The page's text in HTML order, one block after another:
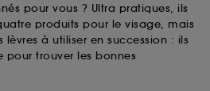
pour vous ? Ultra pratiques, ils
produits pour le visage, mais
lèvres à utiliser en succession : ils
trouver les bonnes